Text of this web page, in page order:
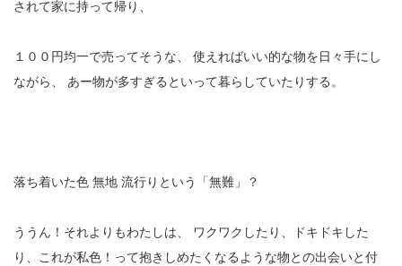
されて家に持って帰り、
１００円均一で売ってそうな、
使えればいい的な物を日々手にし
ながら、
あー物が多すぎるといって暮らしていたりする。
落ち着いた色 無地 流行りという「無難」？
ううん！それよりもわたしは、
ワクワクしたり、ドキドキした
り、これが私色！って抱きしめたくなるような物との出会いと付